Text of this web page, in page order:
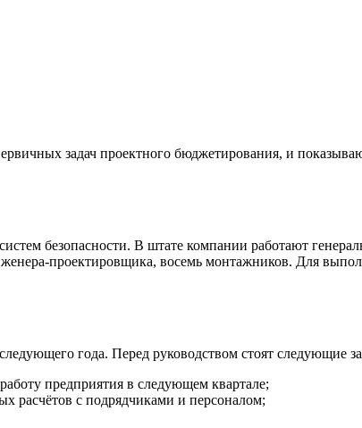
задач проектного бюджетирования, и
безопасности. В штате компании работают
проектировщика, восемь монтажников. Для
года. Перед руководством стоят следующие
предприятия в следующем квартале;
расчётов с подрядчиками и персоналом;